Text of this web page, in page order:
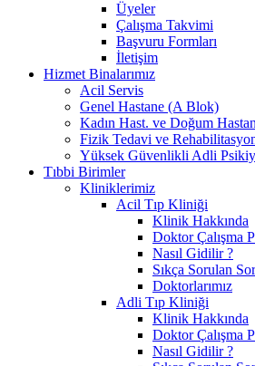
Üyeler
Çalışma Takvimi
Başvuru Formları
İletişim
Hizmet Binalarımız
Acil Servis
Genel Hastane (A Blok)
Kadın Hast. ve Doğum
Fizik Tedavi ve
Yüksek Güvenlikli Adli
Tıbbi Birimler
Kliniklerimiz
Acil Tıp Kliniği
Klinik Hakkında
Doktor Çalışma
Nasıl Gidilir ?
Sıkça Sorulan
Doktorlarımız
Adli Tıp Kliniği
Klinik Hakkında
Doktor Çalışma
Nasıl Gidilir ?